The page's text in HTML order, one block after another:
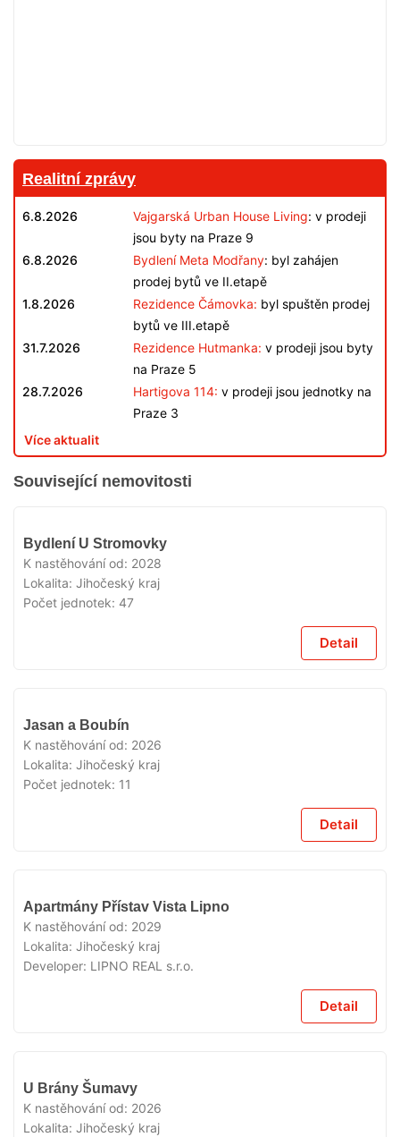
Realitní zprávy
6.8.2026 Vajgarská Urban House Living: v prodeji
jsou byty na Praze 9
6.8.2026
Bydlení Meta Modřany: byl zahájen
prodej bytů ve II.etapě
1.8.2026
Rezidence Čámovka: byl spuštěn prodej
bytů ve III.etapě
31.7.2026
Rezidence Hutmanka: v prodeji jsou byty
na Praze 5
28.7.2026
Hartigova 114: v prodeji jsou jednotky na
Praze 3
Více aktualit
Související nemovitosti
Bydlení U Stromovky
K nastěhování od: 2028
Lokalita: Jihočeský kraj
Počet jednotek: 47
Detail
Jasan a Boubín
K nastěhování od: 2026
Lokalita: Jihočeský kraj
Počet jednotek: 11
Detail
Apartmány Přístav Vista Lipno
K nastěhování od: 2029
Lokalita: Jihočeský kraj
Developer: LIPNO REAL s.r.o.
Detail
U Brány Šumavy
K nastěhování od: 2026
Lokalita: Jihočeský kraj